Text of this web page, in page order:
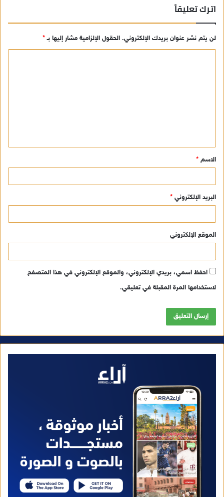
اترك تعليقاً
لن يتم نشر عنوان بريدك الإلكتروني. الحقول الإلزامية مشار إليها بـ*
ق
*
الاسم *
البريد الإلكتروني *
الموقع الإلكتروني
احفظ اسمي، بريدي الإلكتروني، والموقع الإلكتروني في هذا المتصفح
لاستخدامها المرة المقبلة في تعليقي.